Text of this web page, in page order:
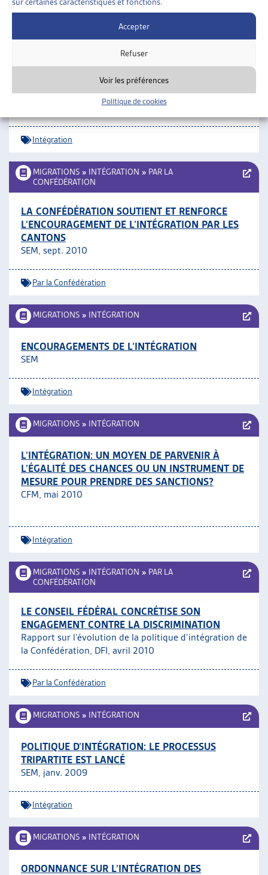
Accepter
Refuser
Voir les préférences
Politique de cookies
INTÉGRATION
DES PONTS SUR LA BROYE
Projet Vaud-Fribourg d’intégration, communiqué de
Intégration
MIGRATIONS » INTÉGRATION » PAR LA
CONFÉDÉRATION
LA CONFÉDÉRATION SOUTIENT ET RENFORCE
L’ENCOURAGEMENT DE L’INTÉGRATION PAR LES
CANTONS
SEM, sept. 2010
Par la Confédération
MIGRATIONS » INTÉGRATION
ENCOURAGEMENTS DE L’INTÉGRATION
SEM
Intégration
MIGRATIONS » INTÉGRATION
L’INTÉGRATION: UN MOYEN DE PARVENIR À
L’ÉGALITÉ DES CHANCES OU UN INSTRUMENT DE
MESURE POUR PRENDRE DES SANCTIONS?
CFM, mai 2010
Intégration
MIGRATIONS » INTÉGRATION » PAR LA
CONFÉDÉRATION
LE CONSEIL FÉDÉRAL CONCRÉTISE SON
ENGAGEMENT CONTRE LA DISCRIMINATION
Rapport sur l’évolution de la politique d’intégration de
la Confédération, DFI, avril 2010
Par la Confédération
MIGRATIONS » INTÉGRATION
POLITIQUE D’INTÉGRATION: LE PROCESSUS
TRIPARTITE EST LANCÉ
SEM, janv. 2009
Intégration
MIGRATIONS » INTÉGRATION
ORDONNANCE SUR L’INTÉGRATION DES